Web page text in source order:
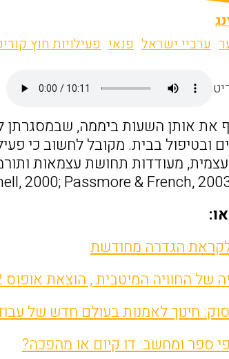
ערביי ישראל פנאי פעילויות חוץ
את אותן השעות ביממה, שבמסגרתן
ובטיפול בבית. מקובל לחשוב כי
עצמית, מעודדות תחושת עצמאות
לקראת הגדרה מחודשת
של החוויה המיטבית , הוצאת אופוס 2012
חינוך לאמנות בעולם חדש של
ספר ומחשב: דו קיום או מהפכה?